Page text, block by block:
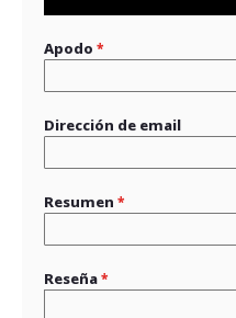
Apodo
Dirección de email
Resumen
Reseña